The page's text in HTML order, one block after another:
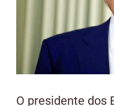
O presidente dos